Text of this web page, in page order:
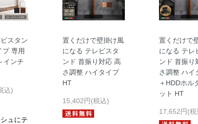
スタン
プ 専用
インチ
込)
ュにテ
置くだけで壁掛け風
になる テレビスタ
ンド 首振り対応 高
さ調整 ハイタイプ
HT
15,402円(税込)
置くだけで
になる テレ
ンド 首振り
さ調整 ハイ
＋HDDホル
ット HT
17,652円(税